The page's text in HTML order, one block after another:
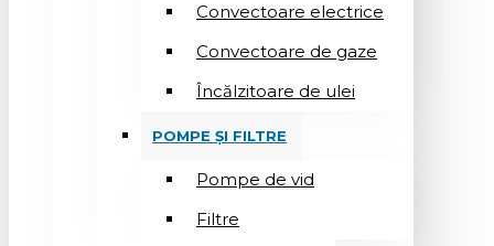
Convectoare electrice
Convectoare de gaze
Încălzitoare de ulei
POMPE ȘI FILTRE
Pompe de vid
Filtre